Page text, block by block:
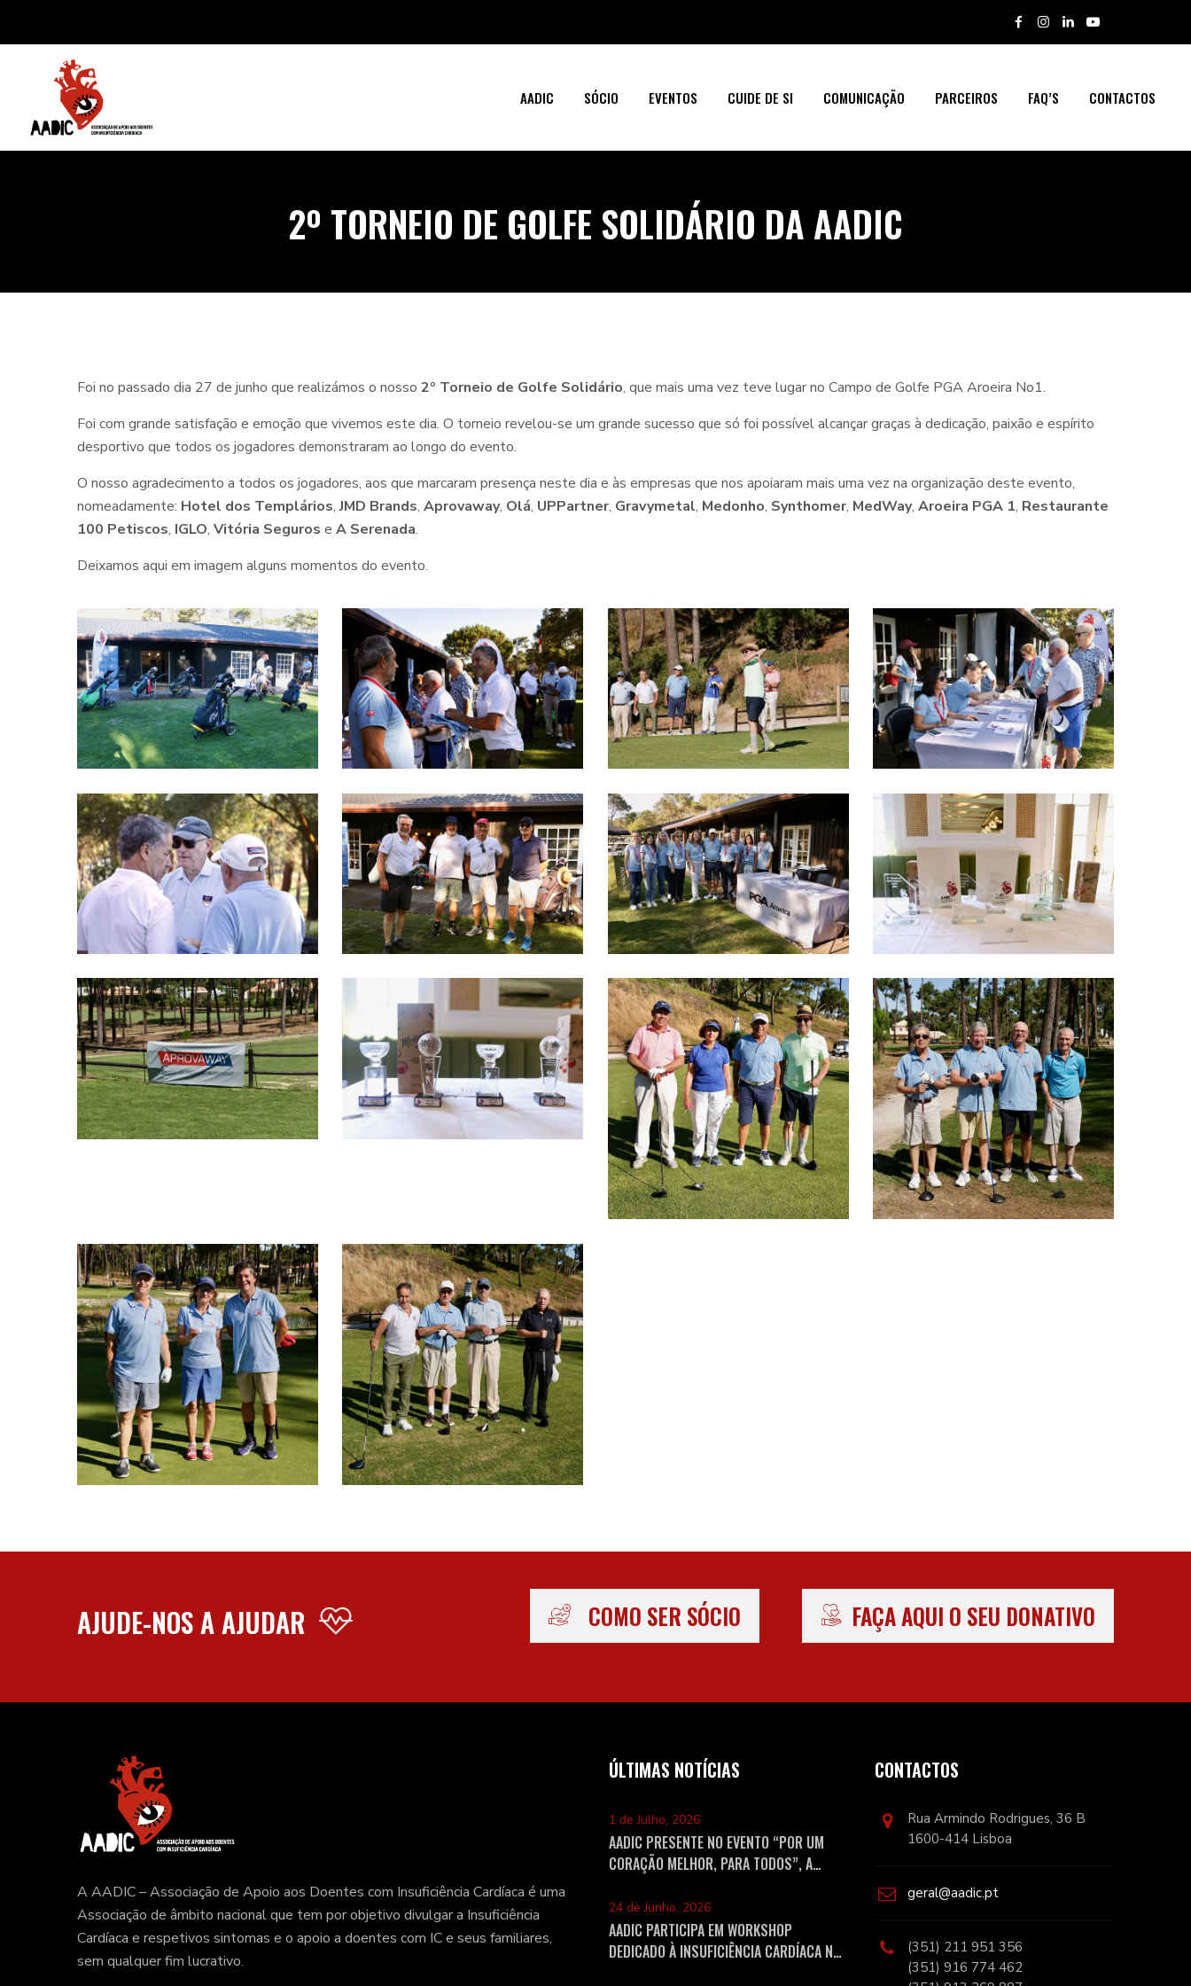
AADIC SÓCIO EVENTOS CUIDE DE SI COMUNICAÇÃO PARCEIROS FAQ’S CONTACTOS
2º TORNEIO DE GOLFE SOLIDÁRIO DA AADIC
Foi no passado dia 27 de junho que realizámos o nosso 2º Torneio de Golfe Solidário, que mais uma vez teve lugar no Campo de Golfe PGA Aroeira No1.
Foi com grande satisfação e emoção que vivemos este dia. O torneio revelou-se um grande sucesso que só foi possível alcançar graças à dedicação, paixão e espírito
desportivo que todos os jogadores demonstraram ao longo do evento.
O nosso agradecimento a todos os jogadores, aos que marcaram presença neste dia e às empresas que nos apoiaram mais uma vez na organização deste evento,
nomeadamente: Hotel dos Templários,JMD Brands, Aprovaway, Olá, UPPartner, Gravymetal, Medonho, Synthomer, MedWay, Aroeira PGA 1, Restaurante
100 Petiscos, IGLO, Vitória Seguros e A Serenada.
Deixamos aqui em imagem alguns momentos do evento.
AJUDE-NOS A AJUDAR COMO SER SÓCIO FAÇA AQUI O SEU DONATIVO
A AADIC – Associação de Apoio aos Doentes com Insuficiência Cardíaca é uma
Associação de âmbito nacional que tem por objetivo divulgar a Insuficiência
Cardíaca e respetivos sintomas e o apoio a doentes com IC e seus familiares,
sem qualquer fim lucrativo.
ÚLTIMAS NOTÍCIAS
1 de Julho, 2026
AADIC PRESENTE NO EVENTO “POR UM
CORAÇÃO MELHOR, PARA TODOS”, A
24 de Junho, 2026
AADIC PARTICIPA EM WORKSHOP
DEDICADO À INSUFICIÊNCIA CARDÍACA NO
CONTACTOS
Rua Armindo Rodrigues, 36 B
1600-414 Lisboa
geral@aadic.pt
(351) 211 951 356
(351) 916 774 462